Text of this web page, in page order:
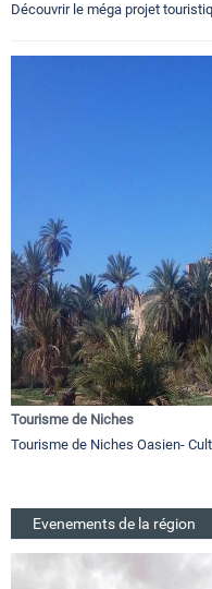
Découvrir le méga projet
Tourisme de Niches
Tourisme de Niches Oasien-
Evenements de la région